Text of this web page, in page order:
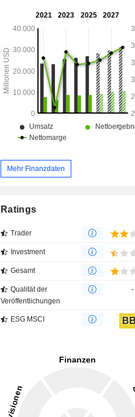
Mehr Finanzdaten
Ratings
Trader
Investment
Gesamt
Qualität der
Veröffentlichungen
-
ESG MSCI